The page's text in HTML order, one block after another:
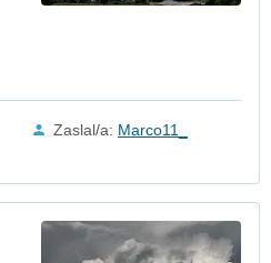
Zaslal/a: Marco11_